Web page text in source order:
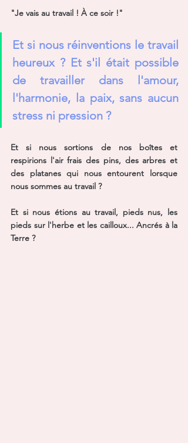
"Je vais au travail ! À ce soir !"
Et si nous réinventions le travail
heureux ? Et s'il était possible
de travailler dans l'amour,
l'harmonie, la paix, sans aucun
stress ni pression ?
Et si nous sortions de nos boîtes et
respirions l'air frais des pins, des arbres et
des platanes qui nous entourent lorsque
nous sommes au travail ?
Et si nous étions au travail, pieds nus, les
pieds sur l'herbe et les cailloux... Ancrés à la
Terre ?